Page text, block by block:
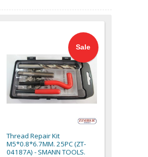
Sale
Thread Repair Kit
M5*0.8*6.7MM. 25PC (ZT-
04187A) - SMANN TOOLS.